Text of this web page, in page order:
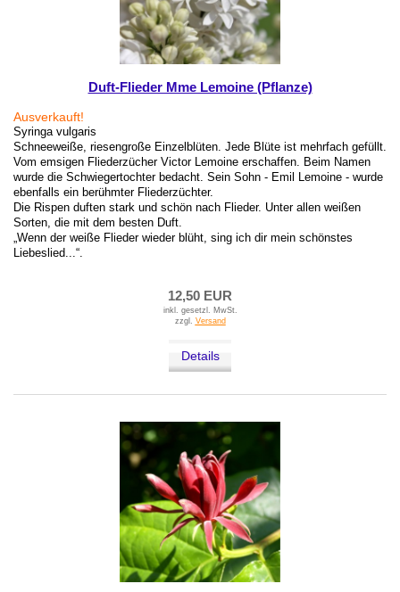
Duft-Flieder Mme Lemoine (Pflanze)
Ausverkauft!
Syringa vulgaris
Schneeweiße, riesengroße Einzelblüten. Jede Blüte ist mehrfach gefüllt.
Vom emsigen Fliederzücher Victor Lemoine erschaffen. Beim Namen
wurde die Schwiegertochter bedacht. Sein Sohn - Emil Lemoine - wurde
ebenfalls ein berühmter Fliederzüchter.
Die Rispen duften stark und schön nach Flieder. Unter allen weißen
Sorten, die mit dem besten Duft.
„Wenn der weiße Flieder wieder blüht, sing ich dir mein schönstes
Liebeslied...“.
12,50 EUR
inkl. gesetzl. MwSt.
zzgl. Versand
Details